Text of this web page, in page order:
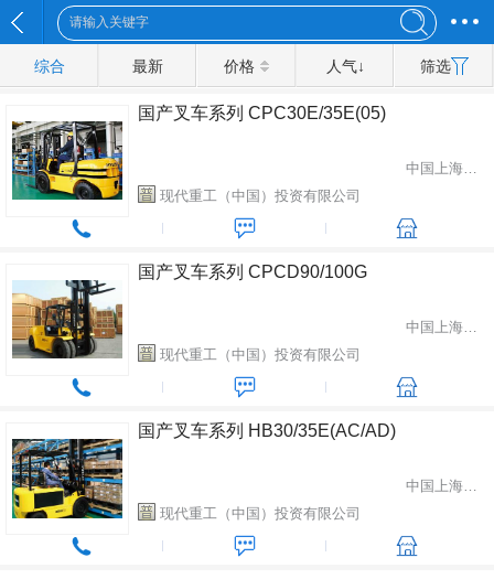
综合 最新 价格 人气↓ 筛选
国产叉车系列 CPC30E/35E(05)
中国上海市闵行区
现代重工（中国）投资有限公司
国产叉车系列 CPCD90/100G
中国上海市闵行区
现代重工（中国）投资有限公司
国产叉车系列 HB30/35E(AC/AD)
中国上海市闵行区
现代重工（中国）投资有限公司